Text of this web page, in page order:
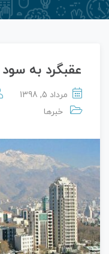
عقبگرد به
مرداد 5, 1398
خبرها